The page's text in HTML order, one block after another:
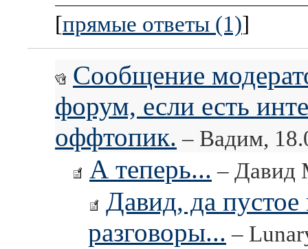
[прямые ответы (1)]
Сообщение
форум, если есть
оффтопик. – Вадим,
А теперь... – Давид
Давид, да пустое
разговоры... –